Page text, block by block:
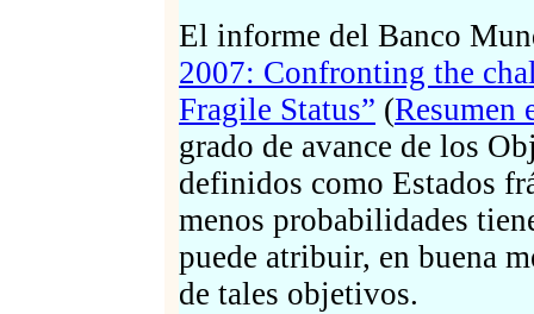
El informe del Banco
2007: Confronting the
Fragile Status” (Resumen
grado de avance de los
definidos como Estados
menos probabilidades
puede atribuir, en buena
de tales objetivos.